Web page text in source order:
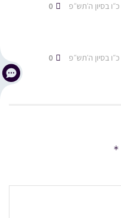
כ״ו בסיון ה׳תש״פ
כ״ו בסיון ה׳תש״פ
*